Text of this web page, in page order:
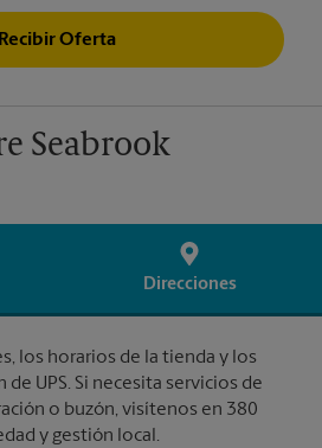
Recibir Oferta
Seabrook
Direcciones
los horarios de la tienda y los
UPS. Si necesita servicios de
o buzón, visítenos en 380
y gestión local.